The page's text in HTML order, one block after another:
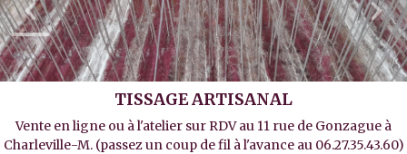
TISSAGE ARTISANAL
Vente en ligne ou à l'atelier sur RDV au 11 rue de Gonzague à
Charleville-M. (passez un coup de fil à l'avance au 06.27.35.43.60)